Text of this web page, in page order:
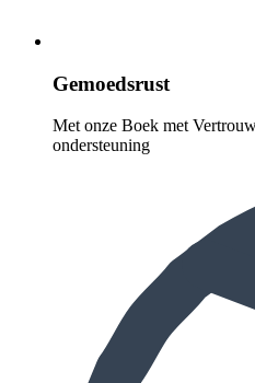
Gemoedsrust
Met onze Boek met
ondersteuning